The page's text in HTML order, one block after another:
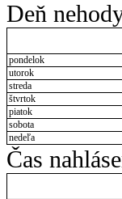
Deň
pondelok
utorok
streda
štvrtok
piatok
sobota
nedeľa
Čas